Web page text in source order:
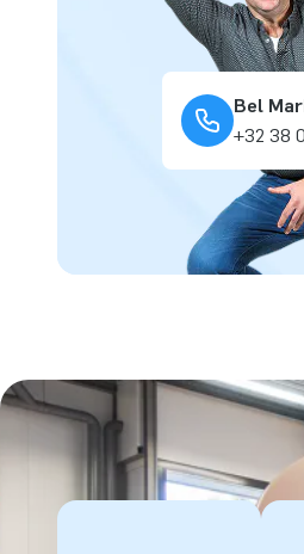
Bel
+32 38